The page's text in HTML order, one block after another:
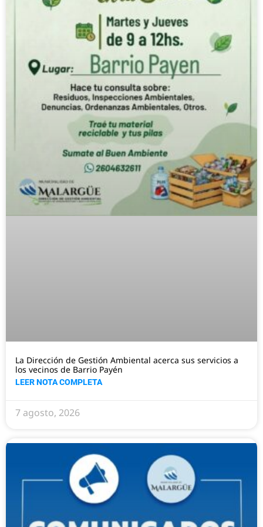
La Dirección de Gestión Ambiental acerca sus servicios a
los vecinos de Barrio Payén
LEER NOTA COMPLETA
7 agosto, 2026